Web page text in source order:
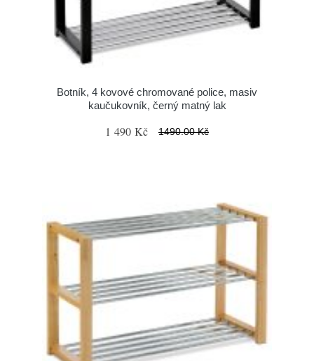
Botník, 4 kovové chromované police, masiv
kaučukovník, černý matný lak
1 490 Kč 1490.00 Kč